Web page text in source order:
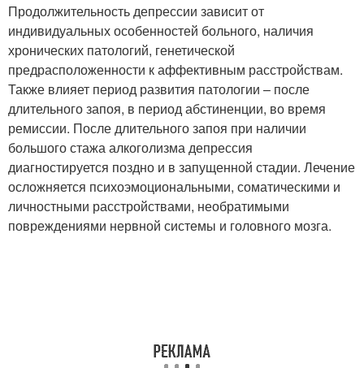
Продолжительность депрессии зависит от
индивидуальных особенностей больного, наличия
хронических патологий, генетической
предрасположенности к аффективным расстройствам.
Также влияет период развития патологии – после
длительного запоя, в период абстиненции, во время
ремиссии. После длительного запоя при наличии
большого стажа алкоголизма депрессия
диагностируется поздно и в запущенной стадии. Лечение
осложняется психоэмоциональными, соматическими и
личностными расстройствами, необратимыми
повреждениями нервной системы и головного мозга.